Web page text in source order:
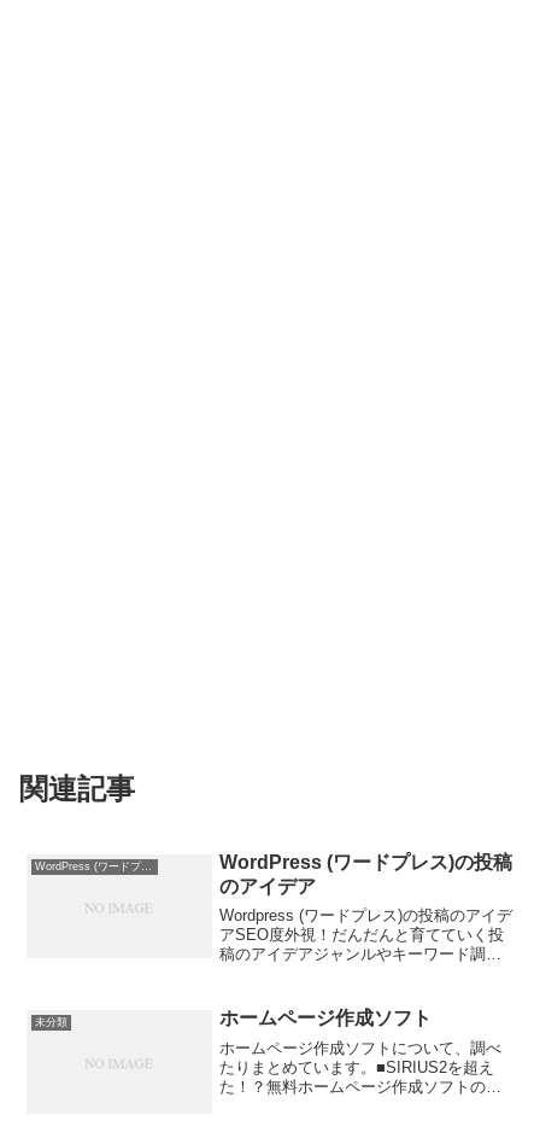
関連記事
WordPress (ワードプレス)
WordPress (ワードプレス)の投稿
のアイデア
Wordpress (ワードプレス)の投稿のアイデ
アSEO度外視！だんだんと育てていく投
稿のアイデアジャンルやキーワード調査
て、中ジャンルで投稿します。中ジャン
ルという...
未分類 ホームページ作成ソフト
ホームページ作成ソフトについて、調べ
たりまとめています。■SIRIUS2を超え
た！？無料ホームページ作成ソフトの紹